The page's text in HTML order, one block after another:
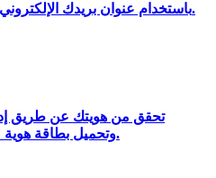
قم بالتسجيل في Bitrue باستخدام عنوان بريدك الإلكتروني.
تحقق من هويتك عن طريق
وتحميل بطاقة هوية صالحة تحتوي على صورة.